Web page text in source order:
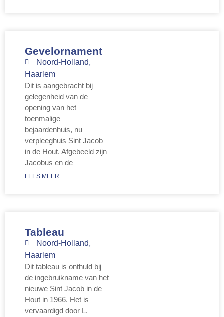
Gevelornament
Noord-Holland,
Haarlem
Dit is aangebracht bij
gelegenheid van de
opening van het
toenmalige
bejaardenhuis, nu
verpleeghuis Sint Jacob
in de Hout. Afgebeeld zijn
Jacobus en de
LEES MEER
Tableau
Noord-Holland,
Haarlem
Dit tableau is onthuld bij
de ingebruikname van het
nieuwe Sint Jacob in de
Hout in 1966. Het is
vervaardigd door L.